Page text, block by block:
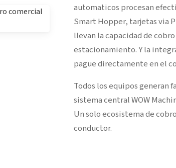
automaticos procesan
Smart Hopper, tarjetas via
llevan la capacidad de
estacionamiento. Y la
pague directamente en el
Todos los equipos generan
sistema central WOW
Un solo ecosistema de
conductor.